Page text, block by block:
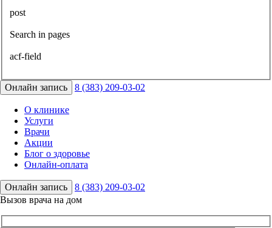
post
Search in pages
acf-field
Онлайн запись 8 (383) 209-03-02
О клинике
Услуги
Врачи
Акции
Блог о здоровье
Онлайн-оплата
Онлайн запись
8 (383) 209-03-02
Вызов врача на дом